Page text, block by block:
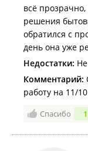
всё
решения
обратился с
день она уже
Недостатки:
Комментарий:
работу на 11/10
Спасибо 1